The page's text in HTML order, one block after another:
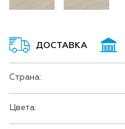
ДОСТАВКА
Страна:
Цвета: